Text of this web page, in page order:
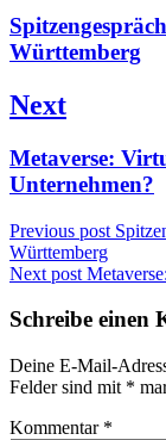
Previous
post:
Württemberg
Next
Next
post:
Metaverse:
Unternehmen?
Previous post
Württemberg
Next post
Schreibe einen
Deine E-Mail-
Felder sind mit *
Kommentar *